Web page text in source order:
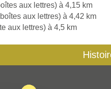
aux lettres) à 4,15 km
aux lettres) à 4,42 km
aux lettres) à 4,5 km